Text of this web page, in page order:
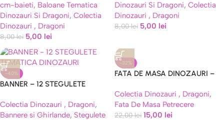
cm-baieti, Baloane Tematica
Dinozauri Si Dragoni, Colectia
Dinozauri , Dragoni
8,00lei 5,00 lei
Dinozauri Si Dragoni, Colectia
Dinozauri , Dragoni
8,00lei 5,00 lei
-40%
BANNER – 12 STEGULETE
Colectia Dinozauri , Dragoni,
Bannere si Ghirlande, Stegulete
-32%
FATA DE MASA DINOZAURI –
Colectia Dinozauri , Dragoni,
Fata De Masa Petrecere
22,00lei 15,00 lei